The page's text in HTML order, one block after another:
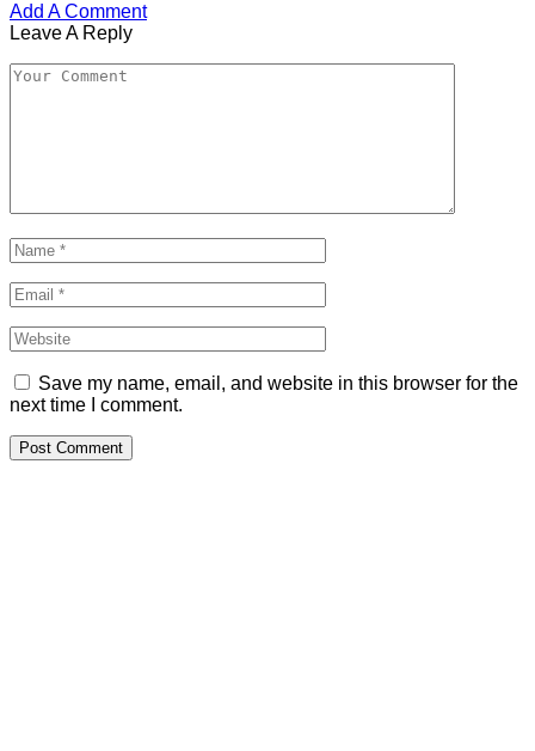
Add A Comment
Leave A Reply
Save my name, email, and website in this browser for the
next time I comment.